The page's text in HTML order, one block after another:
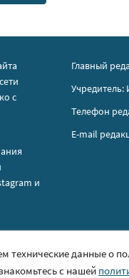
с
и
Главный
Телефон
E-mail
данные о
с нашей